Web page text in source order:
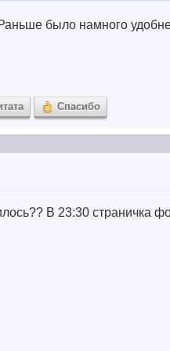
было намного
Спасибо
В 23:30 страничка